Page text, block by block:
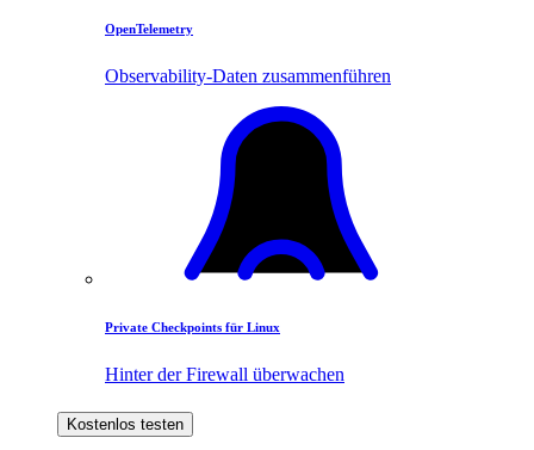
OpenTelemetry
Observability-Daten zusammenführen
Private Checkpoints für Linux
Hinter der Firewall überwachen
Kostenlos testen